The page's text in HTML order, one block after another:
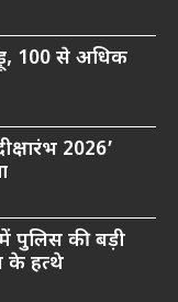
100 से अधिक
2026’
में पुलिस की बड़ी
के हत्थे